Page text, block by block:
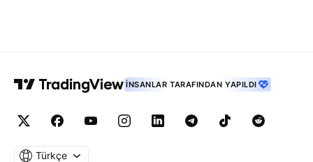
İNSANLAR TARAFINDAN YAPILDI
Türkçe